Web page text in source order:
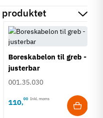
Boreskabelon til greb -
justerbar
001.35.030
110,00 Inkl. moms